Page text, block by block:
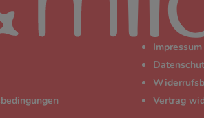
Impressum
Vertrag